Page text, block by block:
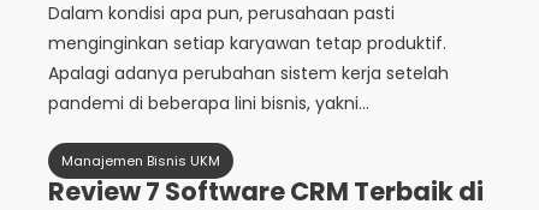
Dalam kondisi apa pun, perusahaan pasti
menginginkan setiap karyawan tetap produktif.
Apalagi adanya perubahan sistem kerja setelah
pandemi di beberapa lini bisnis, yakni...
Manajemen Bisnis UKM
Review 7 Software CRM Terbaik di